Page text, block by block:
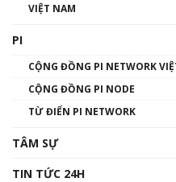
VIỆT NAM
PI
CỘNG ĐỒNG PI NETWORK
CỘNG ĐỒNG PI NODE
TỪ ĐIỂN PI NETWORK
TÂM SỰ
TIN TỨC 24H